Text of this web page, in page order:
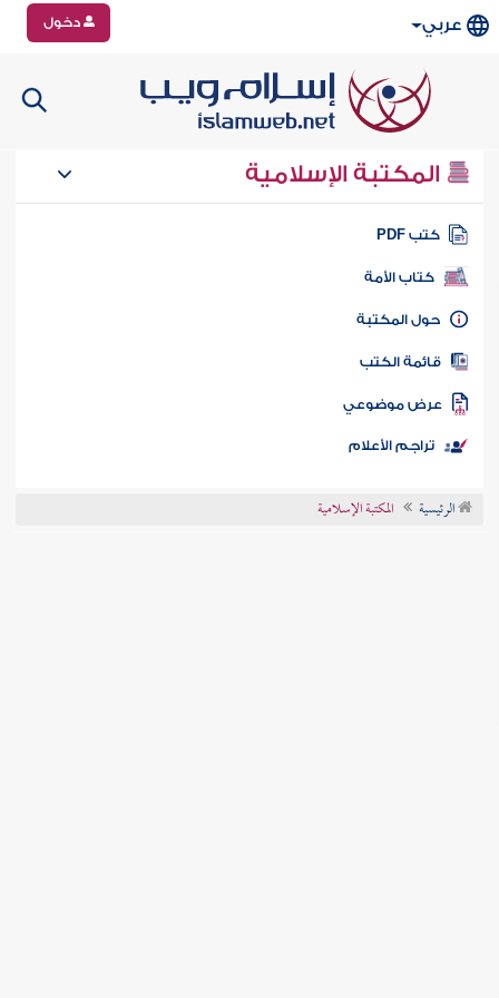
عربي دخول
المكتبة الإسلامية
كتب PDF
كتاب الأمة
المكتبة
الكتب
موضوعي
تراجم الأعلام
الرئيسية المكتبة الإسلامية